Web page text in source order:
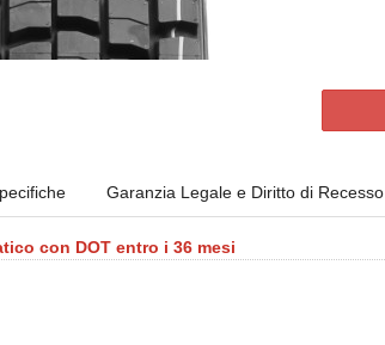
Garanzia Legale e Diritto di Recesso
con DOT entro i 36 mesi